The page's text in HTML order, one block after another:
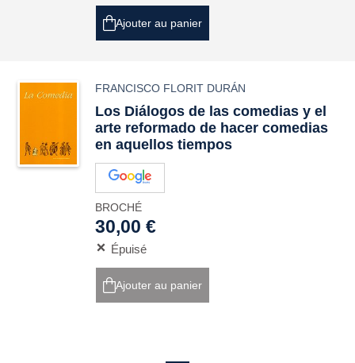
Ajouter au panier
FRANCISCO FLORIT DURÁN
Los Diálogos de las comedias y el
arte reformado de hacer comedias
en aquellos tiempos
BROCHÉ
30,00 €
Épuisé
Ajouter au panier